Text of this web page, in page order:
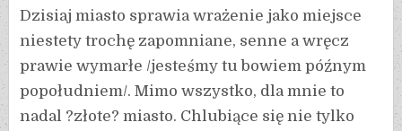
Dzisiaj miasto sprawia wrażenie jako miejsce
niestety trochę zapomniane, senne a wręcz
prawie wymarłe /jesteśmy tu bowiem późnym
popołudniem/. Mimo wszystko, dla mnie to
nadal ?złote? miasto. Chlubiące się nie tylko